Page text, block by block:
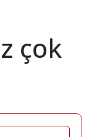
çok